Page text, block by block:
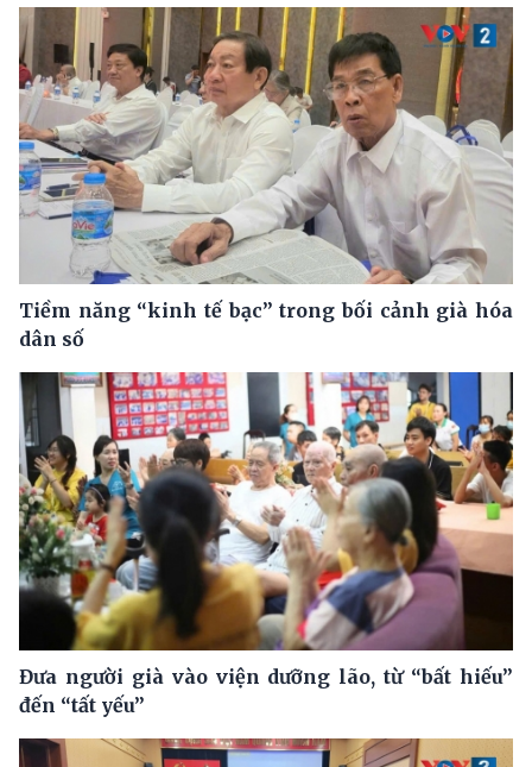
Tiềm năng “kinh tế bạc” trong bối cảnh già hóa
dân số
Đưa người già vào viện dưỡng lão, từ “bất hiếu”
đến “tất yếu”